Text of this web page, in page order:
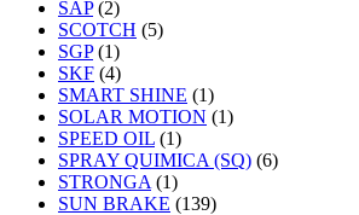
SAP (2)
SCOTCH (5)
SGP (1)
SKF (4)
SMART SHINE (1)
SOLAR MOTION (1)
SPEED OIL (1)
SPRAY QUIMICA (SQ) (6)
STRONGA (1)
SUN BRAKE (139)